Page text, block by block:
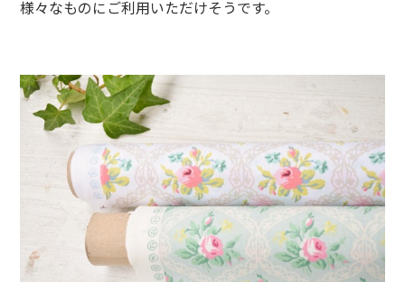
様々なものにご利用いただけそうです。